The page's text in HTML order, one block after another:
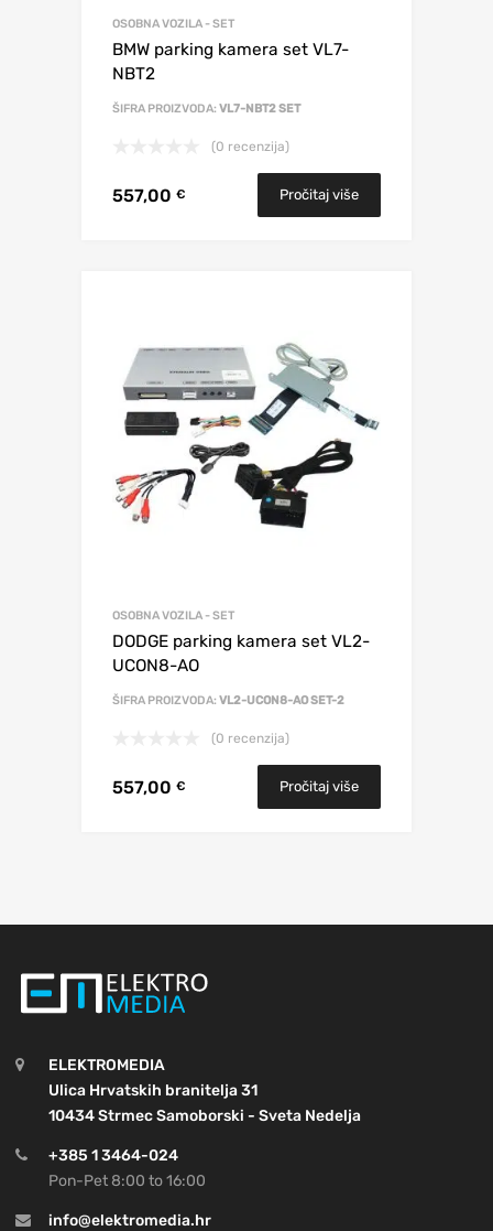
OSOBNA VOZILA - SET
BMW parking kamera set VL7-
NBT2
ŠIFRA PROIZVODA: VL7-NBT2 SET
(0 recenzija)
557,00 € Pročitaj više
OSOBNA VOZILA - SET
DODGE parking kamera set VL2-
UCON8-AO
ŠIFRA PROIZVODA: VL2-UCON8-AO SET-2
(0 recenzija)
557,00 € Pročitaj više
ELEKTROMEDIA
Ulica Hrvatskih branitelja 31
10434 Strmec Samoborski - Sveta Nedelja
+385 1 3464-024
Pon-Pet 8:00 to 16:00
info@elektromedia.hr